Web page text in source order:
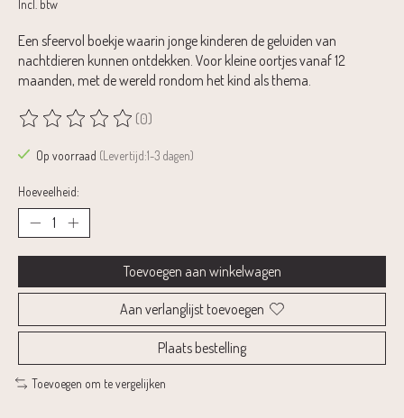
Incl. btw
Een sfeervol boekje waarin jonge kinderen de geluiden van
nachtdieren kunnen ontdekken. Voor kleine oortjes vanaf 12
maanden, met de wereld rondom het kind als thema.
De beoordeling van dit product is
(0)
Op voorraad (Levertijd:1-3 dagen)
Hoeveelheid:
Toevoegen aan winkelwagen
Aan verlanglijst toevoegen
Plaats bestelling
Toevoegen om te vergelijken